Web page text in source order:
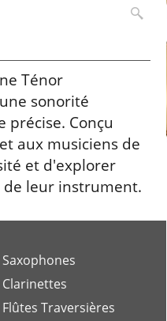
Ténor
sonorité
précise. Conçu
aux musiciens de
et d'explorer
leur instrument.
Saxophones
Clarinettes
Flûtes Traversières